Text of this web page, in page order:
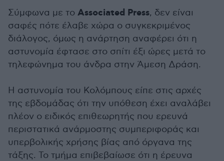
Σύμφωνα με το Associated Press, δεν είναι
σαφές πότε έλαβε χώρα ο συγκεκριμένος
διάλογος, όμως η ανάρτηση αναφέρει ότι η
αστυνομία έφτασε στο σπίτι έξι ώρες μετά το
τηλεφώνημα του άνδρα στην Άμεση Δράση.
Η αστυνομία του Κολόμπους είπε στις αρχές
της εβδομάδας ότι την υπόθεση έχει αναλάβει
πλέον ο ειδικός επιθεωρητής που ερευνά
περιστατικά ανάρμοστης συμπεριφοράς και
υπερβολικής χρήσης βίας από όργανα της
τάξης. Το τμήμα επιβεβαίωσε ότι η έρευνα